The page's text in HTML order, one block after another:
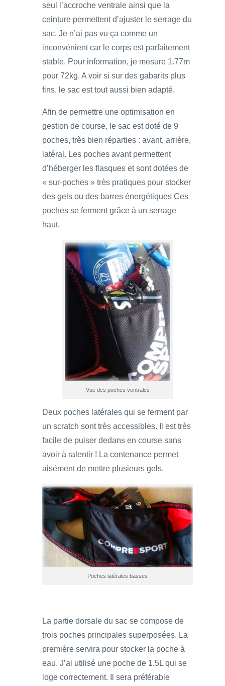
seul l’accroche ventrale ainsi que la
ceinture permettent d’ajuster le serrage du
sac. Je n’ai pas vu ça comme un
inconvénient car le corps est parfaitement
stable. Pour information, je mesure 1.77m
pour 72kg. A voir si sur des gabarits plus
fins, le sac est tout aussi bien adapté.
Afin de permettre une optimisation en
gestion de course, le sac est doté de 9
poches, très bien réparties : avant, arrière,
latéral. Les poches avant permettent
d’héberger les flasques et sont dotées de
« sur-poches » très pratiques pour stocker
des gels ou des barres énergétiques Ces
poches se ferment grâce à un serrage
haut.
Vue des poches ventrales
Deux poches latérales qui se ferment par
un scratch sont très accessibles. Il est très
facile de puiser dedans en course sans
avoir à ralentir ! La contenance permet
aisément de mettre plusieurs gels.
Poches latérales basses
La partie dorsale du sac se compose de
trois poches principales superposées. La
première servira pour stocker la poche à
eau. J’ai utilisé une poche de 1.5L qui se
loge correctement. Il sera préférable